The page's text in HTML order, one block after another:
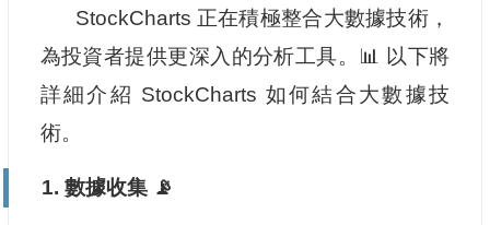
StockCharts 正在積極整合大數據技術，
為投資者提供更深入的分析工具。📊 以下將
詳細介紹 StockCharts 如何結合大數據技
術。
1. 數據收集 📡